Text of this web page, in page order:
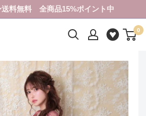
送料無料 全商品15%ポイント中
0